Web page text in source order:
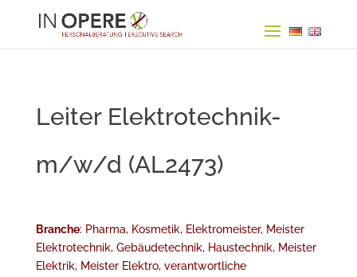
Leiter Elektrotechnik-
m/w/d (AL2473)
Branche: Pharma, Kosmetik, Elektromeister, Meister
Elektrotechnik, Gebäudetechnik, Haustechnik, Meister
Elektrik, Meister Elektro, verantwortliche